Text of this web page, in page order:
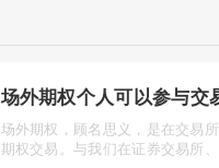
场外期权，顾名思义，是在交易
期权交易。与我们在证券交易所